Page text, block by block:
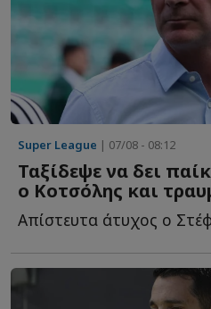
Super League | 07/08 - 08:12
Ταξίδεψε να δει
ο Κοτσόλης και